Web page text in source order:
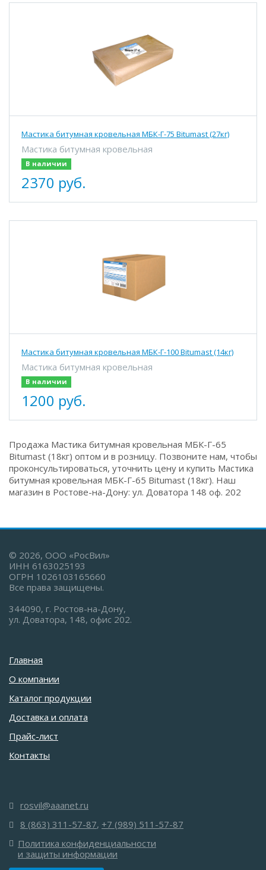
Мастика битумная кровельная МБК-Г-75 Bitumast (27кг)
Мастика битумная кровельная
В наличии
2370 руб.
Мастика битумная кровельная МБК-Г-100 Bitumast (14кг)
Мастика битумная кровельная
В наличии
1200 руб.
Продажа Мастика битумная кровельная МБК-Г-65
Bitumast (18кг) оптом и в розницу. Позвоните нам, чтобы
проконсультироваться, уточнить цену и купить Мастика
битумная кровельная МБК-Г-65 Bitumast (18кг). Наш
магазин в Ростове-на-Дону: ул. Доватора 148 оф. 202
© 2026, ООО «РосВил»
ИНН 6163025193
ОГРН 1026103165660
Все права защищены.
344090, г. Ростов-на-Дону,
ул. Доватора, 148, офис 202.
Главная
О компании
Каталог продукции
Доставка и оплата
Прайс-лист
Контакты
rosvil@aaanet.ru
8 (863) 311-57-87, +7 (989) 511-57-87
Политика конфиденциальности
и защиты информации